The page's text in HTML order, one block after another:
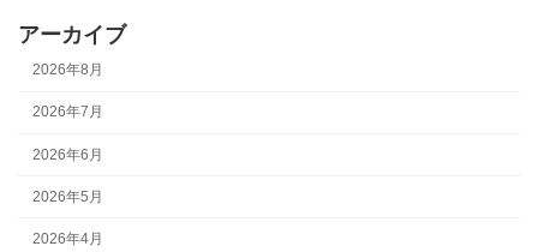
アーカイブ
2026年8月
2026年7月
2026年6月
2026年5月
2026年4月